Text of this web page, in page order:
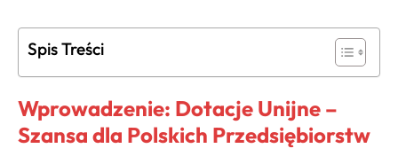
Spis Treści
Wprowadzenie: Dotacje Unijne –
Szansa dla Polskich Przedsiębiorstw